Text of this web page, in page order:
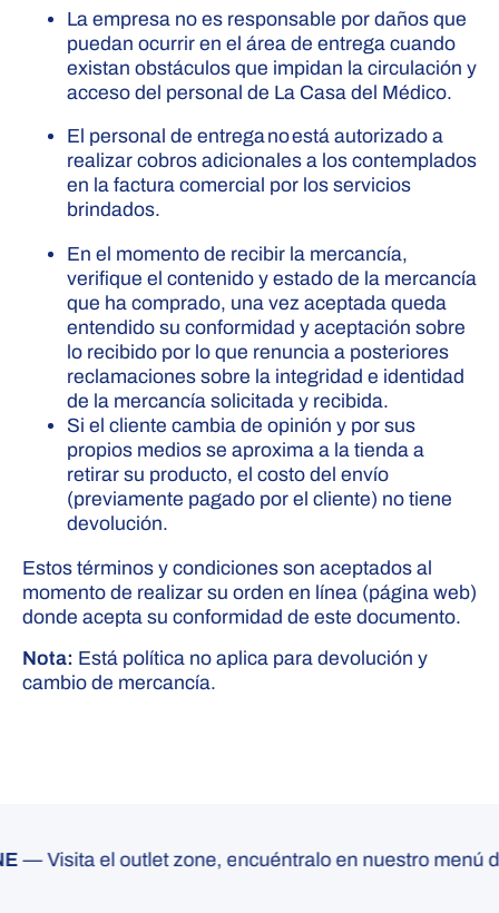
La empresa no es responsable por daños que
puedan ocurrir en el área de entrega cuando
existan obstáculos que impidan la circulación y
acceso del personal de La Casa del Médico.
El personal de entrega no está autorizado a
realizar cobros adicionales a los contemplados
en la factura comercial por los servicios
brindados.
En el momento de recibir la mercancía,
verifique el contenido y estado de la mercancía
que ha comprado, una vez aceptada queda
entendido su conformidad y aceptación sobre
lo recibido por lo que renuncia a posteriores
reclamaciones sobre la integridad e identidad
de la mercancía solicitada y recibida.
Si el cliente cambia de opinión y por sus
propios medios se aproxima a la tienda a
retirar su producto, el costo del envío
(previamente pagado por el cliente) no tiene
devolución.
Estos términos y condiciones son aceptados al
momento de realizar su orden en línea (página web)
donde acepta su conformidad de este documento.
Nota: Está política no aplica para devolución y
cambio de mercancía.
Visita el outlet zone, encuéntralo en nuestro menú de